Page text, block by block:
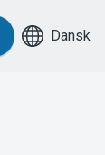
Dansk